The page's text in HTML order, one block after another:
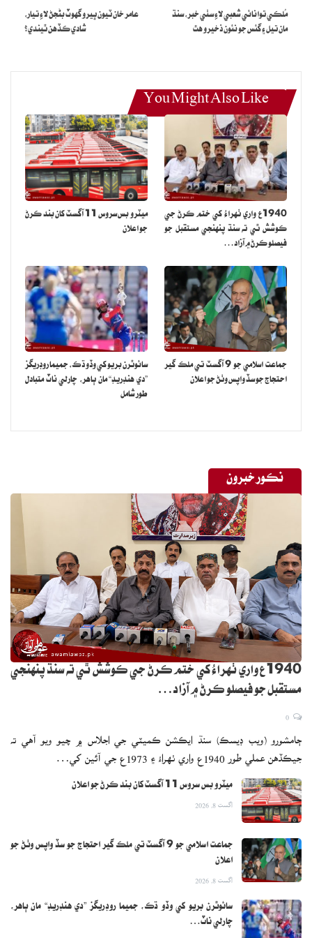
جو اصل مقصد نٿي سمجهي. ماهرا خان اعتماد سان چيو ته هوءَ پنهنجي
هيروئن وارن ڪردارن تائين محدود رکڻ بدران مختلف ۽ منفرد ڪردارن ۾
ڪاسٽ ڪيو وڃي ته جيئن هوءَ پنهنجي اداڪاري جا نوان رنگ به ڏسندڙن
آڏو پيش ڪري سگهي. سوشل ميڊيا تي سندس هن بيان کي ساراهيو پيو
وڃي، جتي مداح سندس خوداعتمادي، حقيقت پسندي ۽ فن سان وابستگي
جي واکاڻ ڪري رهيا آهن.
مُلڪي توانائي شعبي لاءِ سٺي خبر، سنڌ
مان تيل ۽ گئس جو نئون ذخيرو هٿ
عامر خان ٽيون ڀيرو گهوٽ بڻجڻ لاءِ تيار،
شادي ڪڏهن ٿيندي؟
You Might Also Like
1940ع واري ٺهراءُ کي ختم ڪرڻ جي
ڪوشش ٿي ته سنڌ پنهنجي مستقبل جو
فيصلو ڪرڻ ۾ آزاد…
ميٽرو بس سروس 11 آگسٽ کان بند ڪرڻ
جو اعلان
جماعت اسلامي جو 9 آگسٽ تي ملڪ گير
احتجاج جو سڏ واپس وٺڻ جو اعلان
سائوٿرن بريو کي وڏو ڌڪ، جميما روڊريگز
”دي هنڊريڊ“ مان ٻاهر، چارلي ناٽ متبادل
طور شامل
نڪور خبرون
1940ع واري ٺهراءُ کي ختم ڪرڻ جي ڪوشش ٿي ته سنڌ پنهنجي
مستقبل جو فيصلو ڪرڻ ۾ آزاد…
ڄامشورو (ويب ڊيسڪ) سنڌ ايڪشن ڪميٽي جي اجلاس ۾ چيو ويو آهي ته
جيڪڏهن عملي طور 1940ع واري ٺهراءُ ۽ 1973ع جي آئين کي…
ميٽرو بس سروس 11 آگسٽ کان بند ڪرڻ جو اعلان
اگست 8, 2026
جماعت اسلامي جو 9 آگسٽ تي ملڪ گير احتجاج جو سڏ واپس وٺڻ جو
اعلان
اگست 8, 2026
سائوٿرن بريو کي وڏو ڌڪ، جميما روڊريگز ”دي هنڊريڊ“ مان ٻاهر،
چارلي ناٽ…